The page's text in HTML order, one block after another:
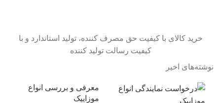
خرید کالای با کیفیت حق مصرف کننده، تولید استاندارد و با
کیفیت رسالت تولید کننده
نوشته‌های اخیر
معرفی و بررسی انواع
موزاییک